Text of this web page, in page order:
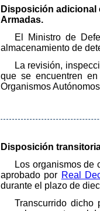
Disposición adicional
Armadas.
El Ministro de
almacenamiento de
La revisión,
que se encuentren
Organismos
Disposición
Los organismos de
aprobado por Real
durante el plazo de
Transcurrido dicho